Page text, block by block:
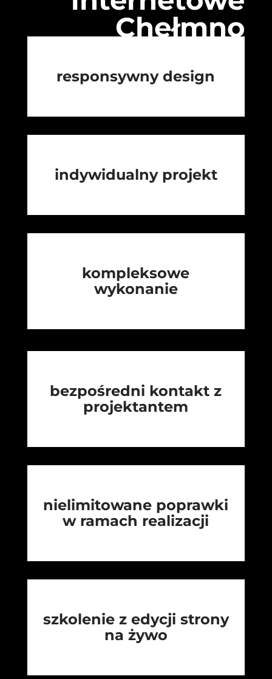
Chełmno
responsywny design
indywidualny projekt
kompleksowe
wykonanie
bezpośredni kontakt z
projektantem
nielimitowane poprawki
w ramach realizacji
szkolenie z edycji strony
na żywo